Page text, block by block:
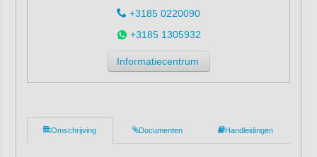
+3185 0220090
+3185 1305932
Informatiecentrum
Omschrijving Documenten Handleidingen